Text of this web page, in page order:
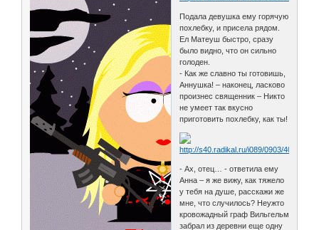
Подала девушка ему горячую
похлебку, и присела рядом.
Ел Матеуш быстро, сразу
было видно, что он сильно
голоден.
- Как же славно ты готовишь,
Аннушка! – наконец, ласково
произнес священник – Никто
не умеет так вкусно
приготовить похлебку, как ты!
- Ах, отец… - ответила ему
Анна – я же вижу, как тяжело
у тебя на душе, расскажи же
мне, что случилось? Неужто
кровожадный граф Вильгельм
забрал из деревни еще одну